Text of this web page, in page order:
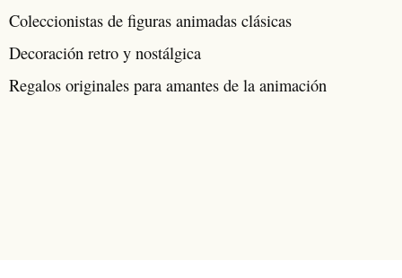
Coleccionistas de figuras animadas clásicas
Decoración retro y nostálgica
Regalos originales para amantes de la animación